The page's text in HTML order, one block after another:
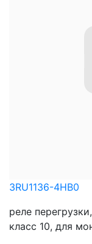
3RU1136-4HB0
реле
класс 10, для